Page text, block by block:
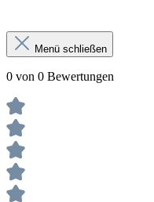
Menü schließen
0 von 0 Bewertungen